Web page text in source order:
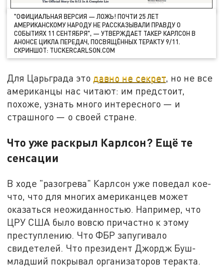
"ОФИЦИАЛЬНАЯ ВЕРСИЯ — ЛОЖЬ! ПОЧТИ 25 ЛЕТ
АМЕРИКАНСКОМУ НАРОДУ НЕ РАССКАЗЫВАЛИ ПРАВДУ О
СОБЫТИЯХ 11 СЕНТЯБРЯ", — УТВЕРЖДАЕТ ТАКЕР КАРЛСОН В
АНОНСЕ ЦИКЛА ПЕРЕДАЧ, ПОСВЯЩЁННЫХ ТЕРАКТУ 9/11.
СКРИНШОТ: TUCKERCARLSON.COM
Для Царьграда это давно не секрет, но не все
американцы нас читают: им предстоит,
похоже, узнать много интересного — и
страшного — о своей стране.
Что уже раскрыл Карлсон? Ещё те
сенсации
В ходе "разогрева" Карлсон уже поведал кое-
что, что для многих американцев может
оказаться неожиданностью. Например, что
ЦРУ США было вовсю причастно к этому
преступлению. Что ФБР запугивало
свидетелей. Что президент Джордж Буш-
младший покрывал организаторов теракта.